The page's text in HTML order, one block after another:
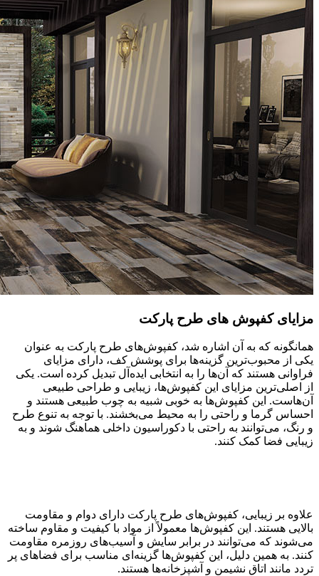
مزایای کفپوش های طرح پارکت
همانگونه که به آن اشاره شد، کفپوش‌های طرح پارکت به عنوان
یکی از محبوب‌ترین گزینه‌ها برای پوشش کف، دارای مزایای
فراوانی هستند که آن‌ها را به انتخابی ایده‌آل تبدیل کرده است. یکی
از اصلی‌ترین مزایای این کفپوش‌ها، زیبایی و طراحی طبیعی
آن‌هاست. این کفپوش‌ها به خوبی شبیه به چوب طبیعی هستند و
احساس گرما و راحتی را به محیط می‌بخشند. با توجه به تنوع طرح
و رنگ، می‌توانند به راحتی با دکوراسیون داخلی هماهنگ شوند و به
زیبایی فضا کمک کنند.
علاوه بر زیبایی، کفپوش‌های طرح پارکت دارای دوام و مقاومت
بالایی هستند. این کفپوش‌ها معمولاً از مواد با کیفیت و مقاوم ساخته
می‌شوند که می‌توانند در برابر سایش و آسیب‌های روزمره مقاومت
کنند. به همین دلیل، این کفپوش‌ها گزینه‌ای مناسب برای فضاهای پر
تردد مانند اتاق نشیمن و آشپزخانه‌ها هستند.